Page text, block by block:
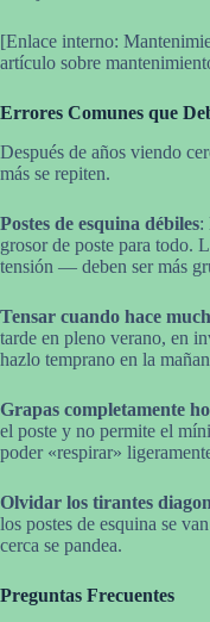
[Enlace interno:
artículo sobre
Errores Comunes que
Después de años viendo
más se repiten.
Postes de esquina débiles:
grosor de poste para todo.
tensión — deben ser más
Tensar cuando hace
tarde en pleno verano, en
hazlo temprano en la
Grapas completamente
el poste y no permite el
poder «respirar»
Olvidar los tirantes
los postes de esquina se
cerca se pandea.
Preguntas Frecuentes